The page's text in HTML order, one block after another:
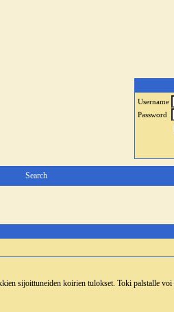
Username
Password
Search
sijoittuneiden koirien tulokset. Toki palstalle